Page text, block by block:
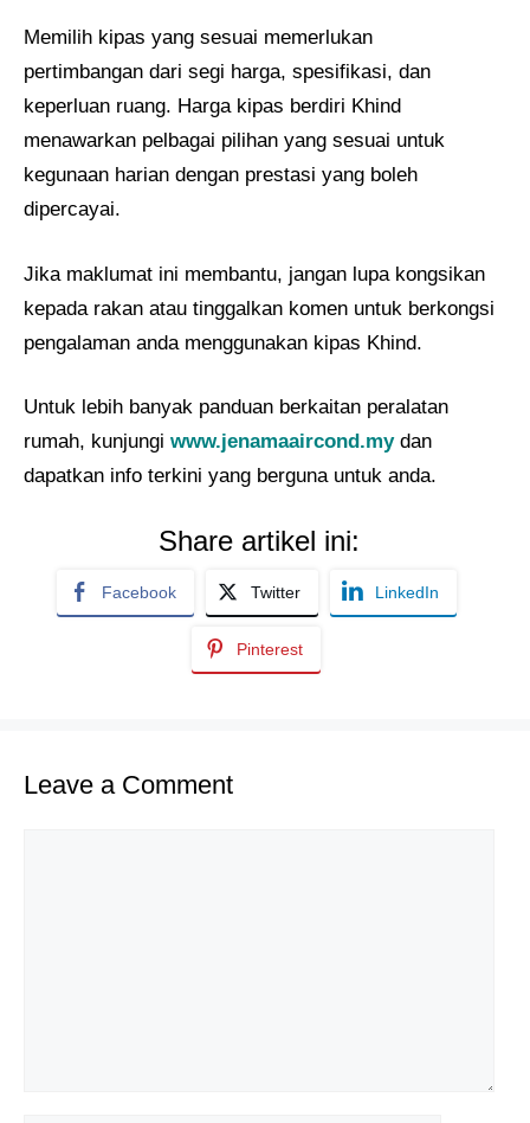
Memilih kipas yang sesuai memerlukan
pertimbangan dari segi harga, spesifikasi, dan
keperluan ruang. Harga kipas berdiri Khind
menawarkan pelbagai pilihan yang sesuai untuk
kegunaan harian dengan prestasi yang boleh
dipercayai.
Jika maklumat ini membantu, jangan lupa kongsikan
kepada rakan atau tinggalkan komen untuk berkongsi
pengalaman anda menggunakan kipas Khind.
Untuk lebih banyak panduan berkaitan peralatan
rumah, kunjungi www.jenamaaircond.mydan
dapatkan info terkini yang berguna untuk anda.
Share artikel ini:
Facebook Twitter LinkedIn
Pinterest
Leave a Comment